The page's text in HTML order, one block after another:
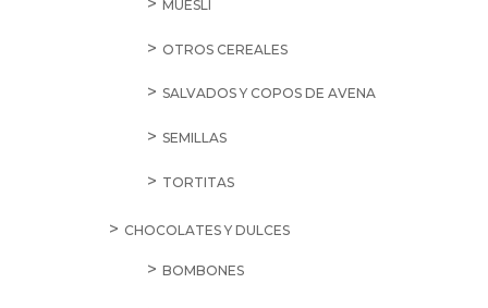
MUESLI
OTROS CEREALES
SALVADOS Y COPOS DE AVENA
SEMILLAS
TORTITAS
CHOCOLATES Y DULCES
BOMBONES